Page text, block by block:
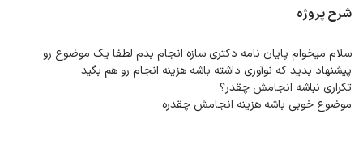
شرح پروژه
سلام میخوام پایان نامه دکتری سازه انجام بدم لطفا یک موضوع رو
پیشنهاد بدید که نوآوری داشته باشه هزینه انجام رو هم بگید
تکراری نباشه انجامش چقدر؟
موضوع خوبی باشه هزینه انجامش چقدره